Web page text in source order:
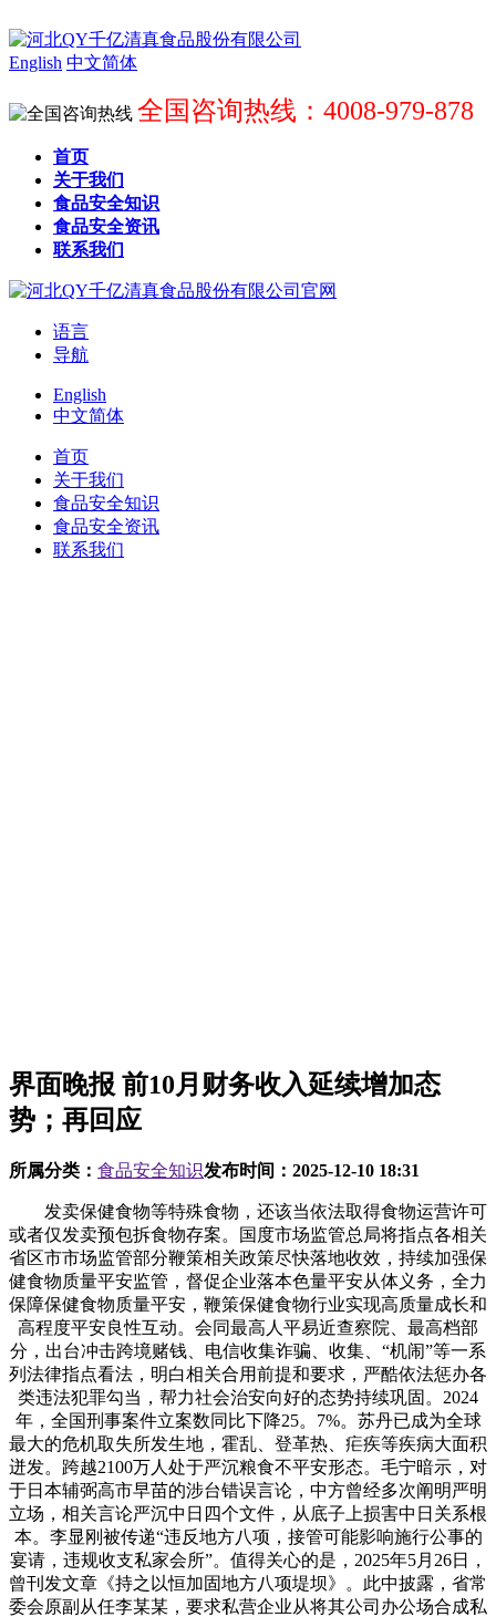
English 中文简体
全国咨询热线：4008-979-878
首页
关于我们
食品安全知识
食品安全资讯
联系我们
语言
导航
English
中文简体
首页
关于我们
食品安全知识
食品安全资讯
联系我们
界面晚报 前10月财务收入延续增加态
势；再回应
所属分类： 食品安全知识发布时间： 2025-12-10 18:31
发卖保健食物等特殊食物，还该当依法取得食物运营许可
或者仅发卖预包拆食物存案。国度市场监管总局将指点各相关
省区市市场监管部分鞭策相关政策尽快落地收效，持续加强保
健食物质量平安监管，督促企业落本色量平安从体义务，全力
保障保健食物质量平安，鞭策保健食物行业实现高质量成长和
高程度平安良性互动。会同最高人平易近查察院、最高档部
分，出台冲击跨境赌钱、电信收集诈骗、收集、“机闹”等一系
列法律指点看法，明白相关合用前提和要求，严酷依法惩办各
类违法犯罪勾当，帮力社会治安向好的态势持续巩固。2024
年，全国刑事案件立案数同比下降25。7%。苏丹已成为全球
最大的危机取失所发生地，霍乱、登革热、疟疾等疾病大面积
迸发。跨越2100万人处于严沉粮食不平安形态。毛宁暗示，对
于日本辅弼高市早苗的涉台错误言论，中方曾经多次阐明严明
立场，相关言论严沉中日四个文件，从底子上损害中日关系根
本。李显刚被传递“违反地方八项，接管可能影响施行公事的
宴请，违规收支私家会所”。值得关心的是，2025年5月26日，
曾刊发文章《持之以恒加固地方八项堤坝》。此中披露，省常
委会原副从任李某某，要求私营企业从将其公司办公场合成私